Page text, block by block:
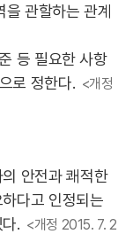
관할하는 관계
등 필요한 사항
로 정한다. <개정
안전과 쾌적한
다고 인정되는
. <개정 2015. 7. 2